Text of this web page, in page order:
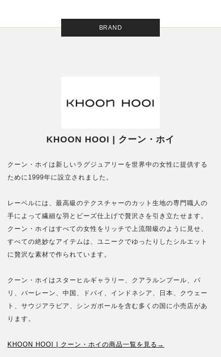
BRAND
KHOON HOOI | クーン・ホイ
クーン・ホイは新しいラグジュアリーを世界中の女性に提供する
ために1999年に設立されました。
レーベルには、最高級のテクスチャーのカット生地の専門職人の
手によって繊細な羽とビーズ仕上げで贅沢さを引き立たせます。
クーン・ホイはすべての女性をリッチで上流階級のように見せ、
すべての絶妙なアイテムは、ユニークでゆったりしたシルエット
に贅沢な素材で作られています。
クーン・ホイはスターヒルギャラリー、クアラルンプール、パ
リ、バーレーン、中国、ドバイ、インドネシア、日本、クウェー
ト、サウジアラビア、シンガポールを含む多くの国に小売店があ
ります。
KHOON HOOI | クーン・ホイの商品一覧を見る→